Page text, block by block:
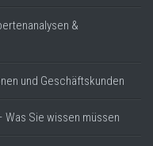
&
und Geschäftskunden
Was Sie wissen müssen